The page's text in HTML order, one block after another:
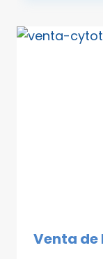
Venta de